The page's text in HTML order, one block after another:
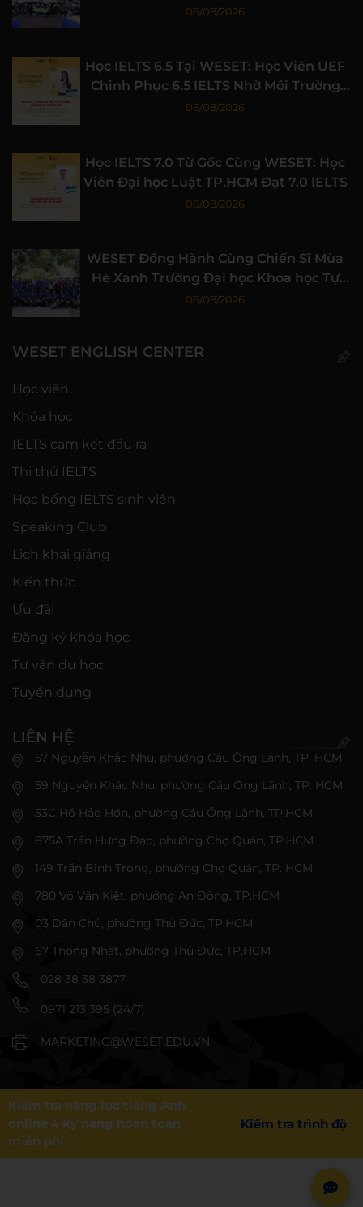
Nghiệp
06/08/2026
Học IELTS 6.5 Tại WESET: Học Viên UEF
Chinh Phục 6.5 IELTS Nhờ Môi Trường
Học Tập Chất Lượng
06/08/2026
Học IELTS 7.0 Từ Gốc Cùng WESET: Học
Viên Đại học Luật TP.HCM Đạt 7.0 IELTS
06/08/2026
WESET Đồng Hành Cùng Chiến Sĩ Mùa
Hè Xanh Trường Đại học Khoa học Tự
nhiên, ĐHQG-HCM
06/08/2026
WESET ENGLISH CENTER
Học viên
Khóa học
IELTS cam kết đầu ra
Thi thử IELTS
Học bổng IELTS sinh viên
Speaking Club
Lịch khai giảng
Kiến thức
Ưu đãi
Đăng ký khóa học
Tư vấn du học
Tuyển dụng
LIÊN HỆ
57 Nguyễn Khắc Nhu, phường Cầu Ông Lãnh, TP. HCM
59 Nguyễn Khắc Nhu, phường Cầu Ông Lãnh, TP. HCM
53C Hồ Hảo Hớn, phường Cầu Ông Lãnh, TP.HCM
875A Trần Hưng Đạo, phường Chợ Quán, TP.HCM
149 Trần Bình Trọng, phường Chợ Quán, TP. HCM
780 Võ Văn Kiệt, phường An Đông, TP.HCM
03 Dân Chủ, phường Thủ Đức, TP.HCM
67 Thống Nhất, phường Thủ Đức, TP.HCM
028 38 38 3877
0971 213 395 (24/7)
MARKETING@WESET.EDU.VN
Kiểm tra năng lực tiếng Anh
online 4 kỹ năng hoàn toàn
miễn phí
Kiểm tra trình độ